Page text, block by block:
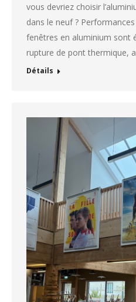
vous devriez choisir
dans le neuf ?
fenêtres en aluminium sont
rupture de pont thermique,
Détails